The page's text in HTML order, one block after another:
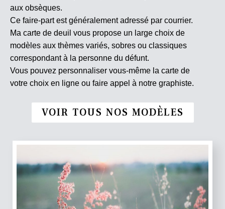
aux obsèques.
Ce faire-part est généralement adressé par courrier.
Ma carte de deuil vous propose un large choix de
modèles aux thèmes variés, sobres ou classiques
correspondant à la personne du défunt.
Vous pouvez personnaliser vous-même la carte de
votre choix en ligne ou faire appel à notre graphiste.
VOIR TOUS NOS MODÈLES